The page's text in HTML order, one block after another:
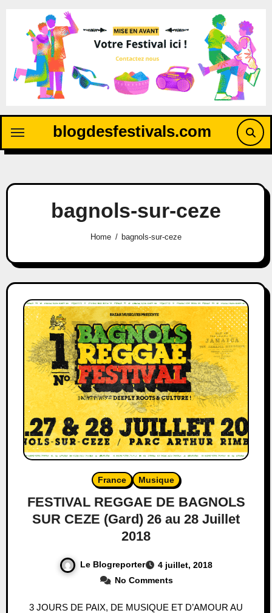
blogdesfestivals.com
bagnols-sur-ceze
Home bagnols-sur-ceze
France Musique
FESTIVAL REGGAE DE BAGNOLS
SUR CEZE (Gard) 26 au 28 Juillet
2018
Le Blogreporter
4 juillet, 2018
No Comments
3 JOURS DE PAIX, DE MUSIQUE ET D’AMOUR AU